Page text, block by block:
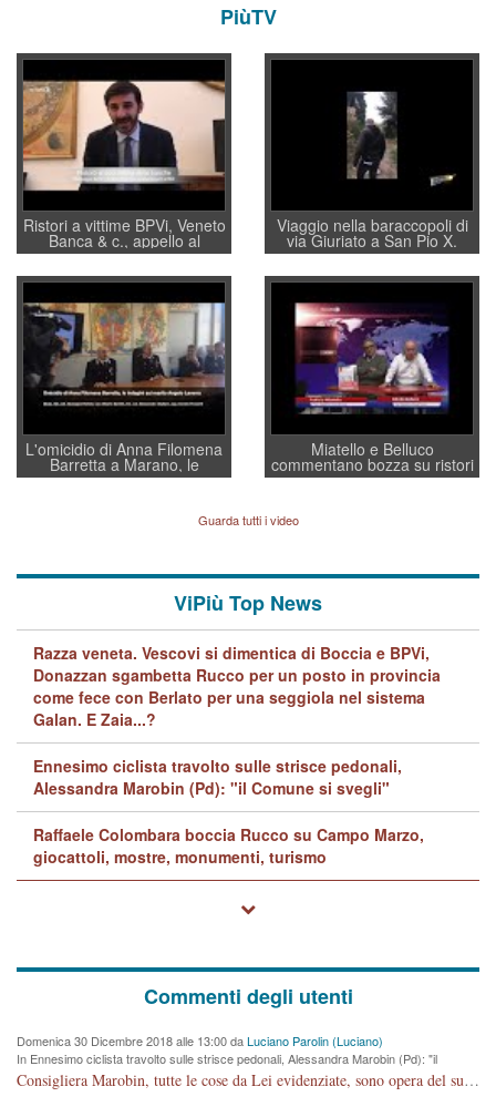
PiùTV
Ristori a vittime BPVi, Veneto
Banca & c., appello al
sottosegretario Alessio
Villarosa: per mettere ordine
convochi con Di Maio CNCU
a supporto della cabina di
regia al Mef
Viaggio nella baraccopoli di
via Giuriato a San Pio X.
Vicenza ai Vicentini: “faremo
un regalo di Natale ai
residenti”
L'omicidio di Anna Filomena
Barretta a Marano, le
indagini dei carabinieri di
quelle di... Barbara D'Urso
Miatello e Belluco
commentano bozza su ristori
BPVi e Veneto Banca
Guarda tutti i video
ViPiù Top News
Razza veneta. Vescovi si dimentica di Boccia e BPVi,
Donazzan sgambetta Rucco per un posto in provincia
come fece con Berlato per una seggiola nel sistema
Galan. E Zaia...?
Ennesimo ciclista travolto sulle strisce pedonali,
Alessandra Marobin (Pd): "il Comune si svegli"
Raffaele Colombara boccia Rucco su Campo Marzo,
giocattoli, mostre, monumenti, turismo
Commenti degli utenti
Domenica 30 Dicembre 2018 alle 13:00 daLuciano Parolin (Luciano)
In Ennesimo ciclista travolto sulle strisce pedonali, Alessandra Marobin (Pd): "il
Comune si svegli"
Consigliera Marobin, tutte le cose da Lei evidenziate, sono opera del suo ex Assessore e compagno di Partito Antonio Marco Dalla Pozza Assessore alla "progettazione" di piste ciclabili e altre porcherie. A lui manderei il conto da saldare per incidenti e danni alle persone. E' ora che "finiamola." Avete perso rassegnatevi. qui IL SINDACO RUCCO NON C'ENTRA PER NIENTE. CAPITO!!!!!!!! Amen.